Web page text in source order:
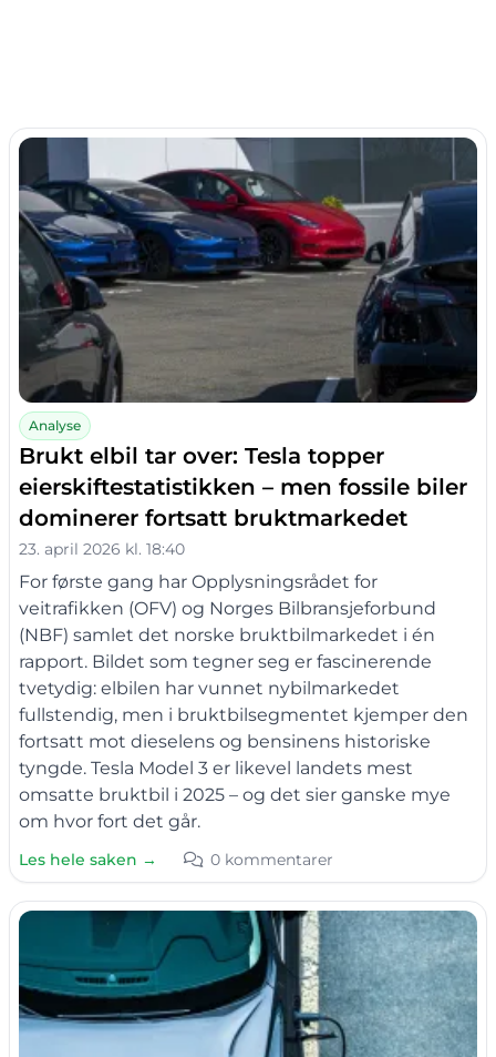
Analyse
Brukt elbil tar over: Tesla topper
eierskiftestatistikken – men fossile biler
dominerer fortsatt bruktmarkedet
23. april 2026 kl. 18:40
For første gang har Opplysningsrådet for
veitrafikken (OFV) og Norges Bilbransjeforbund
(NBF) samlet det norske bruktbilmarkedet i én
rapport. Bildet som tegner seg er fascinerende
tvetydig: elbilen har vunnet nybilmarkedet
fullstendig, men i bruktbilsegmentet kjemper den
fortsatt mot dieselens og bensinens historiske
tyngde. Tesla Model 3 er likevel landets mest
omsatte bruktbil i 2025 – og det sier ganske mye
om hvor fort det går.
Les hele saken → 0 kommentarer